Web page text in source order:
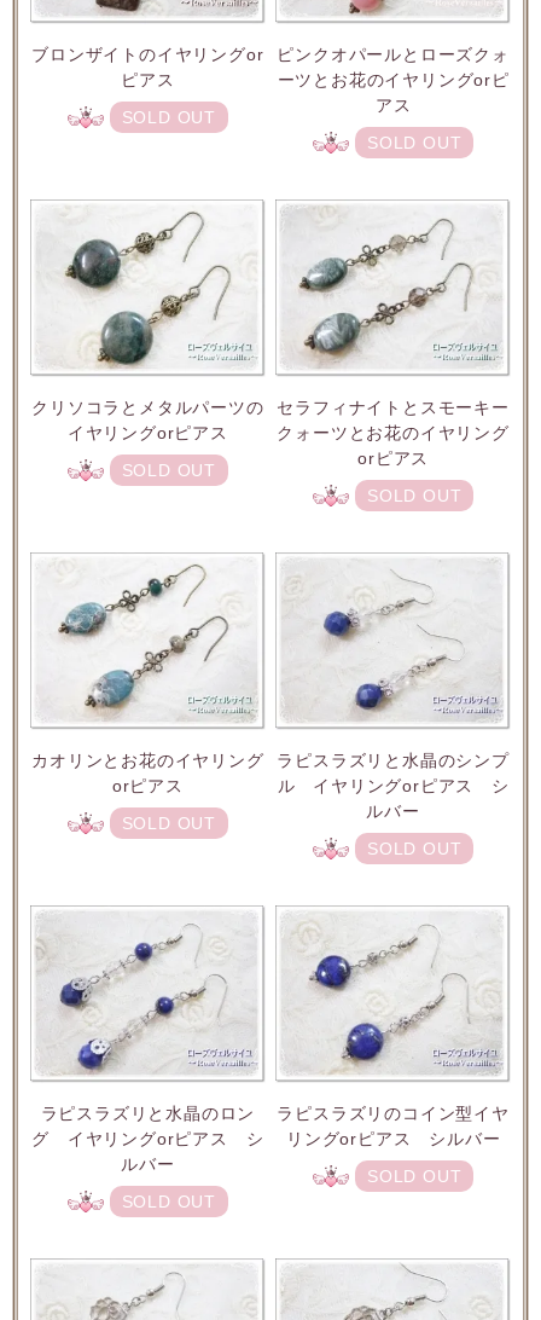
ブロンザイトのイヤリングor
ピアス
SOLD OUT
ピンクオパールとローズクォ
ーツとお花のイヤリングorピ
アス
SOLD OUT
クリソコラとメタルパーツの
イヤリングorピアス
SOLD OUT
セラフィナイトとスモーキー
クォーツとお花のイヤリング
orピアス
SOLD OUT
カオリンとお花のイヤリング
orピアス
SOLD OUT
ラピスラズリと水晶のシンプ
ル イヤリングorピアス シ
ルバー
SOLD OUT
ラピスラズリと水晶のロン
グ イヤリングorピアス シ
ルバー
SOLD OUT
ラピスラズリのコイン型イヤ
リングorピアス シルバー
SOLD OUT